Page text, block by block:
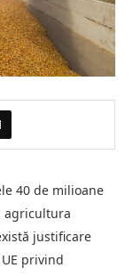
40 de milioane
agricultura
justificare
privind